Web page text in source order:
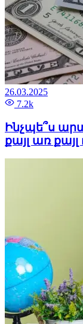
26.03.2025
7.2k
Ինչպե՞ս
քայլ առ քայլ